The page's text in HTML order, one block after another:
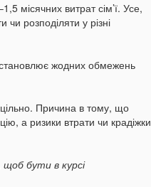
місячних витрат сім’ї. Усе,
розподіляти у різні
жодних обмежень
Причина в тому, що
а ризики втрати чи крадіжки
щоб бути в курсі